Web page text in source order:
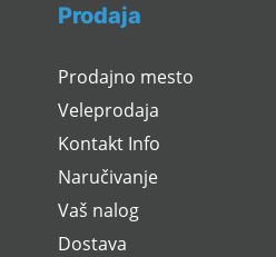
Prodaja
Prodajno mesto
Veleprodaja
Kontakt Info
Naručivanje
Vaš nalog
Dostava